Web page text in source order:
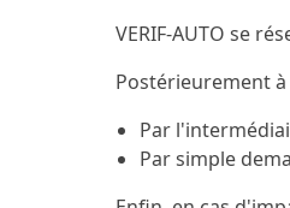
VERIF-AUTO se
Postérieurement à
Par
Par simple